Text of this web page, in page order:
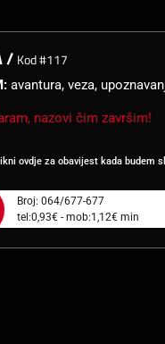
/ Kod #117
avantura, veza,
nazovi čim završim!
ovdje za obavijest kada budem
Broj: 064/677-677
tel:0,93€ - mob:1,12€ min